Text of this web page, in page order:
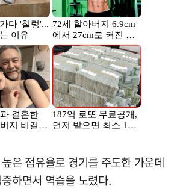
은 점유율로 경기를 주도한 가운데
하면서 역습을 노렸다.